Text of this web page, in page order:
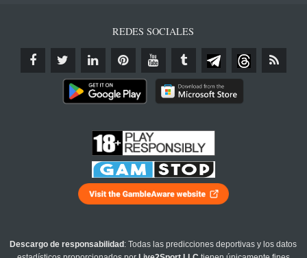
REDES SOCIALES
Descargo de responsabilidad : Todas las predicciones deportivas y los datos